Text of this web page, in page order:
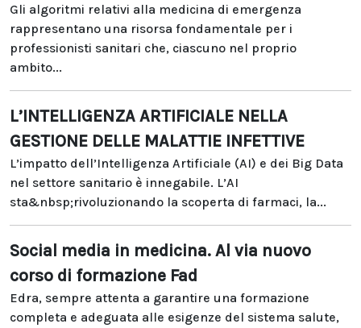
Gli algoritmi relativi alla medicina di emergenza
rappresentano una risorsa fondamentale per i
professionisti sanitari che, ciascuno nel proprio
ambito...
L’INTELLIGENZA ARTIFICIALE NELLA
GESTIONE DELLE MALATTIE INFETTIVE
L’impatto dell’Intelligenza Artificiale (AI) e dei Big Data
nel settore sanitario è innegabile. L’AI
sta&nbsp;rivoluzionando la scoperta di farmaci, la...
Social media in medicina. Al via nuovo
corso di formazione Fad
Edra, sempre attenta a garantire una formazione
completa e adeguata alle esigenze del sistema salute,